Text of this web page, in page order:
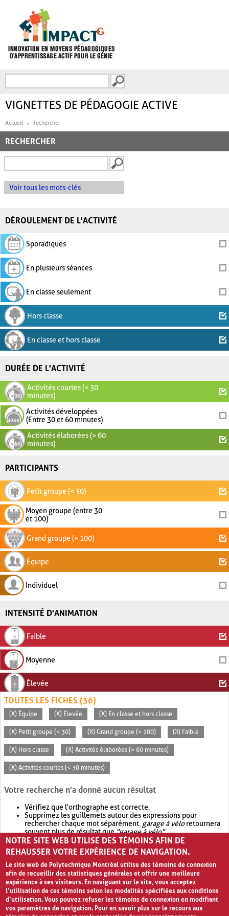
FORMULAIRE DE
VIGNETTES DE PÉDAGOGIE ACTIVE
Accueil Recherche
RECHERCHER
Voir tous les mots-clés
DÉROULEMENT DE L'ACTIVITÉ
Sporadiques
En plusieurs séances
En classe seulement
Hors classe
En classe et hors classe
DURÉE DE L'ACTIVITÉ
Activités courtes (< 30
minutes)
Activités développées
(Entre 30 et 60 minutes)
Activités élaborées (> 60
minutes)
PARTICIPANTS
Petit groupe (< 30)
Moyen groupe (entre 30
et 100)
Grand groupe (> 100)
Équipe
Individuel
INTENSITÉ D'ANIMATION
Faible
Moyenne
Élevée
TOUTES LES FICHES (36)
(X) Équipe (X) Élevée (X) En classe et hors classe
(X) Petit groupe (< 30) (X) Grand groupe (> 100) (X) Faible
(X) Hors classe (X) Activités élaborées (> 60 minutes)
(X) Activités courtes (< 30 minutes)
Votre recherche n'a donné aucun résultat
Vérifiez que l'orthographe est correcte.
Supprimez les guillemets autour des expressions pour
rechercher chaque mot séparément. garage à véloretournera
souvent plus de résultat que"garage à vélo".
Envisagez d'élargir votre recherche avec OR.garage OR vélo
retournera souvent plus de résultat quegarage à vélo
NOTRE SITE WEB UTILISE DES TÉMOINS AFIN DE
REHAUSSER VOTRE EXPÉRIENCE DE NAVIGATION.
Le site web de Polytechnique Montréal utilise des témoins de connexion
afin de recueillir des statistiques générales et offrir une meilleure
expérience à ses visiteurs. En naviguant sur le site, vous acceptez
l’utilisation de ces témoins selon les modalités spécifiées aux conditions
d’utilisation. Vous pouvez refuser les témoins de connexion en modifiant
vos paramètres de navigation. Pour en savoir plus sur le recours aux